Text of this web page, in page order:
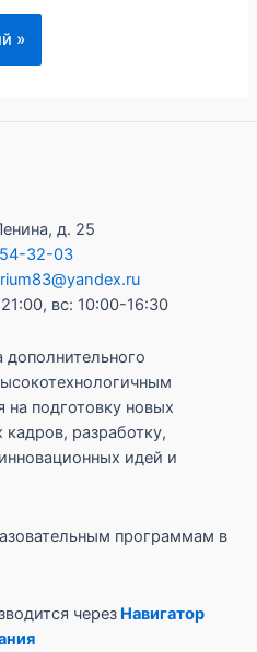
д. 25
32-03
вс: 10:00-16:30
на подготовку новых
разработку,
идей и
программам в
через Навигатор